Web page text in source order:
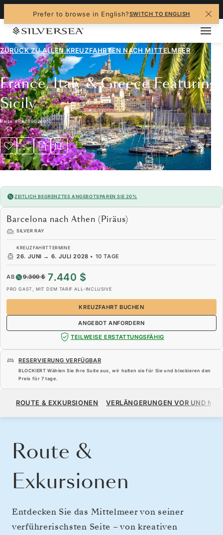
Prefer to browse in English?SWITCH TO ENGLISH
ZURÜCK ZU ALLENKREUZFAHRTEN NACH MITTELMEER
France, Italy & Greece Featuring
Sicily
Reise#RA280626010
ZEITLICH BEGRENZTES ANGEBOTSPAREN SIE 20%
Barcelona nach Athen (Piräus)
SILVER RAY
KREUZFAHRTTERMINE
26. JUNI → 6. JULI 2028 • 10 TAGE
AB 9.300 $ 7.440 $
PRO GAST, MIT DEM TARIF ALL-INCLUSIVE
KREUZFAHRT BUCHEN
ANGEBOT ANFORDERN
TEILWEISE ERSTATTUNGSFÄHIG
RESERVIERUNG VERFÜGBAR
BLOCKIERT Wählen Sie Ihre Suite aus, wir halten sie für Sie und blockieren den
Preis für 7 tage.
7.440 $
ROUTE & EXKURSIONEN VERLÄNGERUNGEN VOR UND
Route &
Exkursionen
Entdecken Sie das Mittelmeer von seiner
verführerischsten Seite – von kreativen